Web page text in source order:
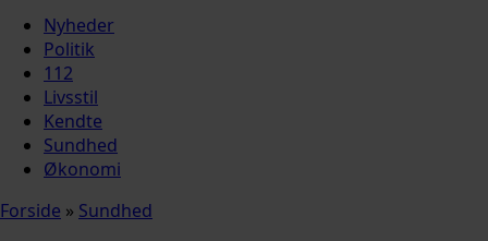
Nyheder
Politik
112
Livsstil
Kendte
Sundhed
Økonomi
Forside » Sundhed